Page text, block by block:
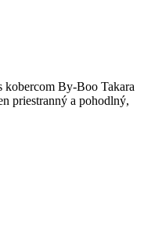
kobercom By-Boo Takara
priestranný a pohodlný,